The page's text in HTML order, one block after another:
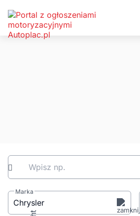
Wpisz np.
Marka
Chrysler